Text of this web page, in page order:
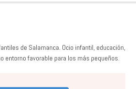
de Salamanca. Ocio infantil, educación,
entorno favorable para los más pequeños.